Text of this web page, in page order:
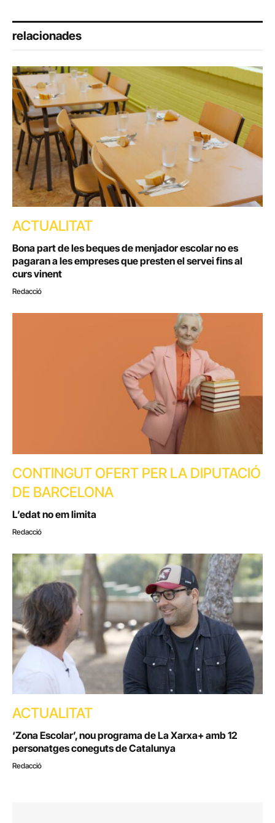
relacionades
ACTUALITAT
Bona part de les beques de menjador escolar no es
pagaran a les empreses que presten el servei fins al
curs vinent
Redacció
CONTINGUT OFERT PER LA DIPUTACIÓ
DE BARCELONA
L’edat no em limita
Redacció
ACTUALITAT
‘Zona Escolar’, nou programa de La Xarxa+ amb 12
personatges coneguts de Catalunya
Redacció